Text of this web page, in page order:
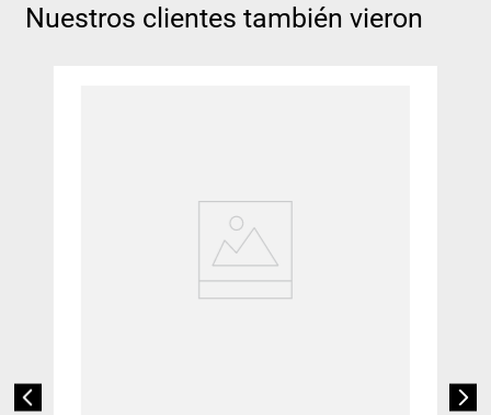
Nuestros clientes también vieron